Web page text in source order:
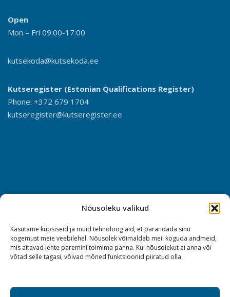
Nõusoleku valikud
Kasutame küpsiseid ja muid tehnoloogiaid, et parandada sinu
kogemust meie veebilehel. Nõusolek võimaldab meil koguda andmeid,
mis aitavad lehte paremini toimima panna. Kui nõusolekut ei anna või
võtad selle tagasi, võivad mõned funktsioonid piiratud olla.
Open
Mon – Fri 09:00-17:00
kutsekoda@kutsekoda.ee
Kutseregister (Estonian Qualifications Register)
Phone: +372 679 1704
kutseregister@kutseregister.ee